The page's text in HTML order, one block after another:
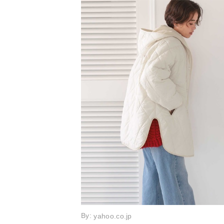
By:yahoo.co.jp